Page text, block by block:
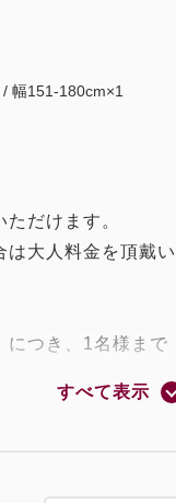
幅151-180cm×1
だけます。
は大人料金を頂戴い
つき、1名様まで
ン/竹製 ヘアくし/シ
すべて表示